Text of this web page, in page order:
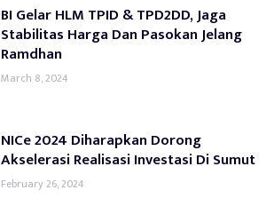
BI Gelar HLM TPID & TPD2DD, Jaga
Stabilitas Harga Dan Pasokan Jelang
Ramdhan
March 8, 2024
NICe 2024 Diharapkan Dorong
Akselerasi Realisasi Investasi Di Sumut
February 26, 2024